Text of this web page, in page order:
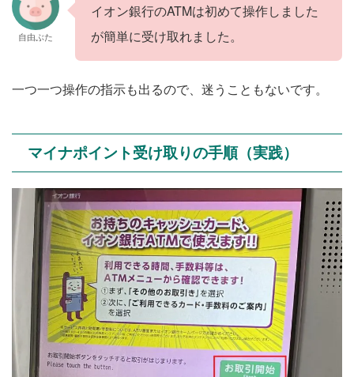
自由ぶた
イオン銀行のATMは初めて操作しました
が簡単に受け取れました。
一つ一つ操作の指示も出るので、迷うこともないです。
マイナポイント受け取りの手順（実践）